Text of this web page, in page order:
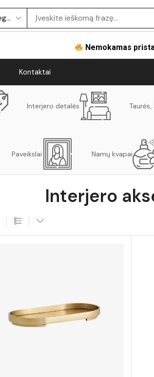
Nemokamas
Kontaktai
Interjero detalės
Paveikslai Namų kvapai
Interjero